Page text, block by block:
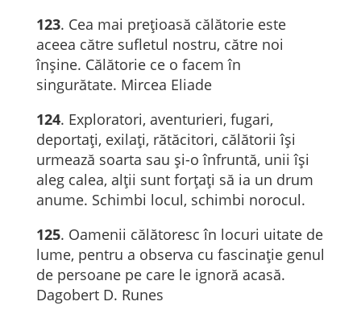
123. Cea mai prețioasă călătorie este
aceea către sufletul nostru, către noi
înșine. Călătorie ce o facem în
singurătate. Mircea Eliade
124. Exploratori, aventurieri, fugari,
deportaţi, exilaţi, rătăcitori, călătorii îşi
urmează soarta sau şi-o înfruntă, unii îşi
aleg calea, alţii sunt forţaţi să ia un drum
anume. Schimbi locul, schimbi norocul.
125. Oamenii călătoresc în locuri uitate de
lume, pentru a observa cu fascinație genul
de persoane pe care le ignoră acasă.
Dagobert D. Runes